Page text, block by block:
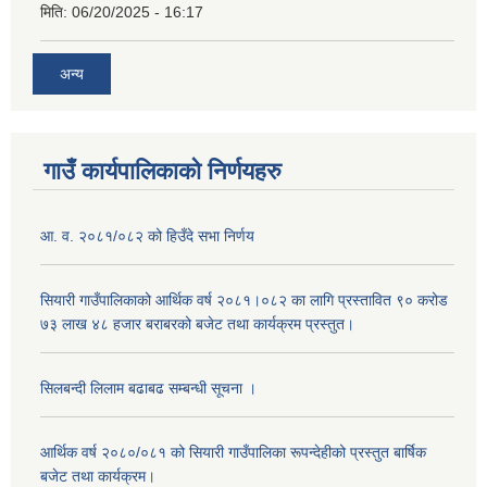
मिति: 06/20/2025 - 16:17
अन्य
गाउँ कार्यपालिकाको निर्णयहरु
आ. व. २०८१/०८२ को हिउँदे सभा निर्णय
सियारी गाउँपालिकाको आर्थिक वर्ष २०८१।०८२ का लागि प्रस्तावित ९० करोड
७३ लाख ४८ हजार बराबरको बजेट तथा कार्यक्रम प्रस्तुत।
सिलबन्दी लिलाम बढाबढ सम्बन्धी सूचना ।
आर्थिक वर्ष २०८०/०८१ को सियारी गाउँपालिका रूपन्देहीको प्रस्तुत बार्षिक
बजेट तथा कार्यक्रम।